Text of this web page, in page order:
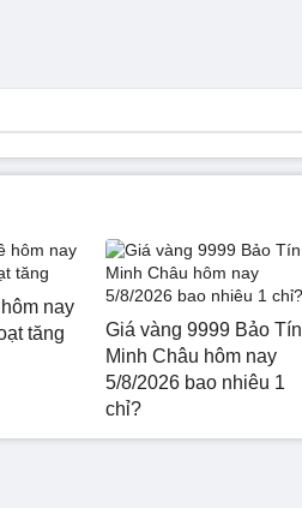
nay
tăng
Giá vàng 9999 Bảo Tín
Minh Châu hôm nay
5/8/2026 bao nhiêu 1
chỉ?